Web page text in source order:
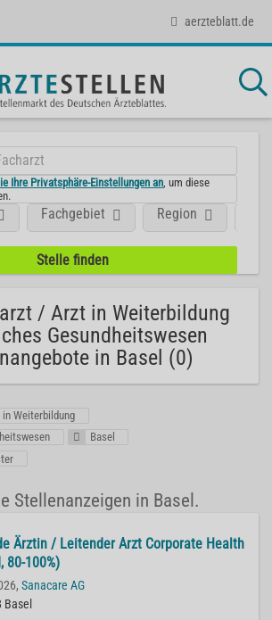
aerzteblatt.de
Ihre Privatsphäre-Einstellungen an , um diese
Fachgebiet Region
/ Arzt in Weiterbildung
Gesundheitswesen
in Basel (0)
Weiterbildung
Basel
Stellenanzeigen in Basel.
Ärz­tin / Lei­ten­der Arzt Cor­po­ra­te He­alth
80-100%)
Sanacare AG